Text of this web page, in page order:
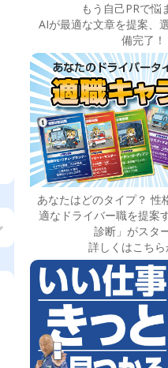
もう自己PRで悩
AIが最適な文章を提案、
備完了！
あなたはどのタイプ？ 性
適なドライバー職を提案
診断」がスタ
詳しくはこちら